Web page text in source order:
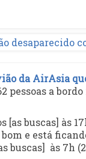
da AirAsia
pessoas a
[as buscas] às
e está
buscas] às 7h